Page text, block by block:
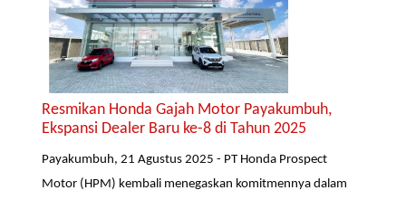
Resmikan Honda Gajah Motor Payakumbuh,
Ekspansi Dealer Baru ke-8 di Tahun 2025
Payakumbuh, 21 Agustus 2025 - PT Honda Prospect
Motor (HPM) kembali menegaskan komitmennya dalam